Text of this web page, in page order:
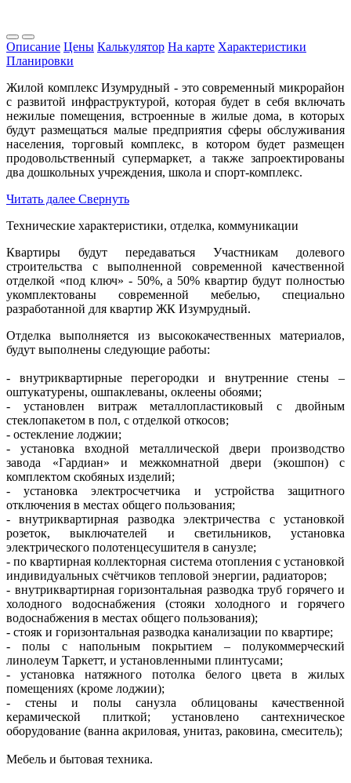
Описание Цены Калькулятор На карте Характеристики
Планировки
Жилой комплекс Изумрудный - это современный микрорайон
с развитой инфраструктурой, которая будет в себя включать
нежилые помещения, встроенные в жилые дома, в которых
будут размещаться малые предприятия сферы обслуживания
населения, торговый комплекс, в котором будет размещен
продовольственный супермаркет, а также запроектированы
два дошкольных учреждения, школа и спорт-комплекс.
Читать далее Свернуть
Технические характеристики, отделка, коммуникации
Квартиры будут передаваться Участникам долевого
строительства с выполненной современной качественной
отделкой «под ключ» - 50%, а 50% квартир будут полностью
укомплектованы современной мебелью, специально
разработанной для квартир ЖК Изумрудный.
Отделка выполняется из высококачественных материалов,
будут выполнены следующие работы:
- внутриквартирные перегородки и внутренние стены –
оштукатурены, ошпаклеваны, оклеены обоями;
- установлен витраж металлопластиковый с двойным
стеклопакетом в пол, с отделкой откосов;
- остекление лоджии;
- установка входной металлической двери производство
завода «Гардиан» и межкомнатной двери (экошпон) с
комплектом скобяных изделий;
- установка электросчетчика и устройства защитного
отключения в местах общего пользования;
- внутриквартирная разводка электричества с установкой
розеток, выключателей и светильников, установка
электрического полотенцесушителя в санузле;
- по квартирная коллекторная система отопления с установкой
индивидуальных счётчиков тепловой энергии, радиаторов;
- внутриквартирная горизонтальная разводка труб горячего и
холодного водоснабжения (стояки холодного и горячего
водоснабжения в местах общего пользования);
- стояк и горизонтальная разводка канализации по квартире;
- полы с напольным покрытием – полукоммерческий
линолеум Таркетт, и установленными плинтусами;
- установка натяжного потолка белого цвета в жилых
помещениях (кроме лоджии);
- стены и полы санузла облицованы качественной
керамической плиткой; установлено сантехническое
оборудование (ванна акриловая, унитаз, раковина, смеситель);
Мебель и бытовая техника.